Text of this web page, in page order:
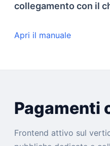
collegamento con il
Apri il manuale
Pagamenti
Frontend attivo sul